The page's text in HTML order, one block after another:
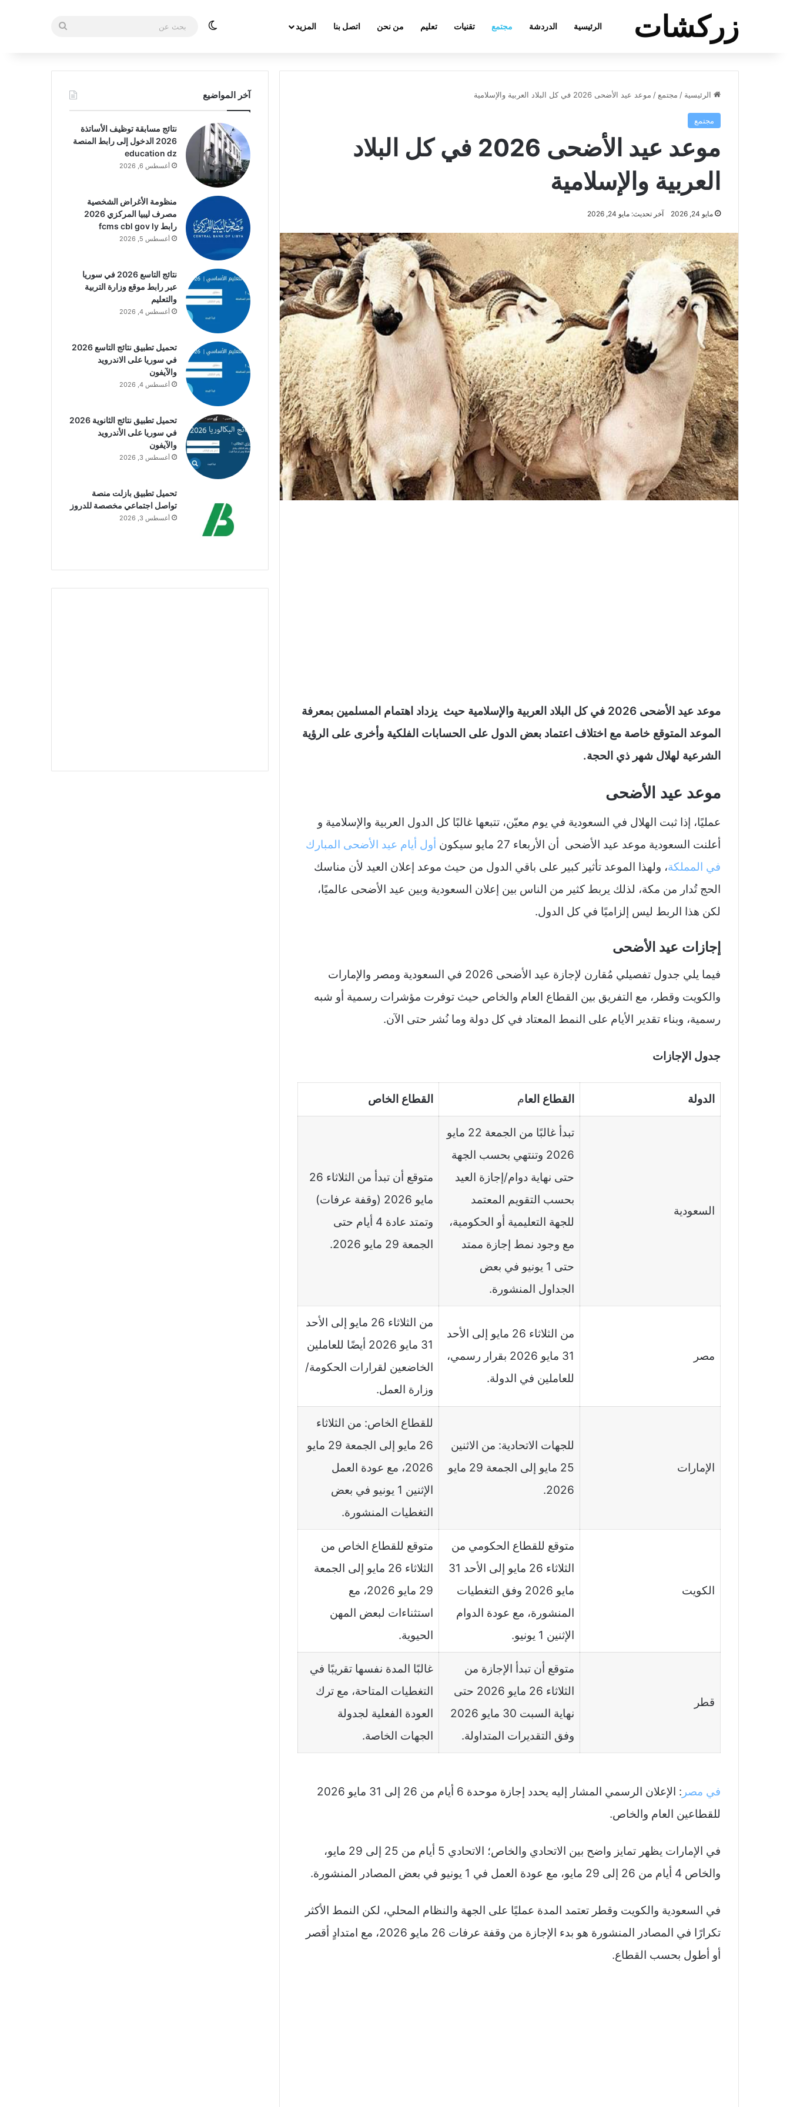
زركشات الرئيسية الدردشة مجتمع تقنيات تعليم من نحن اتصل بنا المزيد الوضع المظلم
بحث
الرئيسية / مجتمع / موعد عيد الأضحى 2026 في كل البلاد العربية والإسلامية
مجتمع
موعد عيد الأضحى 2026 في كل البلاد
العربية والإسلامية
مايو 24, 2026 آخر تحديث: مايو 24, 2026
موعد عيد الأضحى 2026 في كل البلاد العربية والإسلامية حيث يزداد اهتمام المسلمين بمعرفة
الموعد المتوقع خاصة مع اختلاف اعتماد بعض الدول على الحسابات الفلكية وأخرى على الرؤية
الشرعية لهلال شهر ذي الحجة.
موعد عيد الأضحى
عمليًا، إذا ثبت الهلال في السعودية في يوم معيّن، تتبعها غالبًا كل الدول العربية والإسلامية و
أعلنت السعودية موعد عيد الأضحى أن الأربعاء 27 مايو سيكون
أول أيام عيد الأضحى المبارك
في المملكة، ولهذا الموعد تأثير كبير على باقي الدول من حيث موعد إعلان العيد لأن مناسك
الحج تُدار من مكة، لذلك يربط كثير من الناس بين إعلان السعودية وبين عيد الأضحى عالميًا،
لكن هذا الربط ليس إلزاميًا في كل الدول.
إجازات عيد الأضحى
فيما يلي جدول تفصيلي مُقارن لإجازة عيد الأضحى 2026 في السعودية ومصر والإمارات
والكويت وقطر، مع التفريق بين القطاع العام والخاص حيث توفرت مؤشرات رسمية أو شبه
رسمية، وبناء تقدير الأيام على النمط المعتاد في كل دولة وما نُشر حتى الآن.
جدول الإجازات
الدولة القطاع العام القطاع الخاص
السعودية
تبدأ غالبًا من الجمعة 22 مايو
2026 وتنتهي بحسب الجهة
حتى نهاية دوام/إجازة العيد
بحسب التقويم المعتمد
للجهة التعليمية أو الحكومية،
مع وجود نمط إجازة ممتد
حتى 1 يونيو في بعض
الجداول المنشورة.
متوقع أن تبدأ من الثلاثاء 26
مايو 2026 (وقفة عرفات)
وتمتد عادة 4 أيام حتى
الجمعة 29 مايو 2026.
مصر
من الثلاثاء 26 مايو إلى الأحد
31 مايو 2026 بقرار رسمي،
للعاملين في الدولة.
من الثلاثاء 26 مايو إلى الأحد
31 مايو 2026 أيضًا للعاملين
الخاضعين لقرارات الحكومة/
وزارة العمل.
الإمارات
للجهات الاتحادية: من الاثنين
25 مايو إلى الجمعة 29 مايو
2026.
للقطاع الخاص: من الثلاثاء
26 مايو إلى الجمعة 29 مايو
2026، مع عودة العمل
الإثنين 1 يونيو في بعض
التغطيات المنشورة.
الكويت
متوقع للقطاع الحكومي من
الثلاثاء 26 مايو إلى الأحد 31
مايو 2026 وفق التغطيات
المنشورة، مع عودة الدوام
الإثنين 1 يونيو.
متوقع للقطاع الخاص من
الثلاثاء 26 مايو إلى الجمعة
29 مايو 2026، مع
استثناءات لبعض المهن
الحيوية.
قطر
متوقع أن تبدأ الإجازة من
الثلاثاء 26 مايو 2026 حتى
نهاية السبت 30 مايو 2026
وفق التقديرات المتداولة.
غالبًا المدة نفسها تقريبًا في
التغطيات المتاحة، مع ترك
العودة الفعلية لجدولة
الجهات الخاصة.
في مصر
: الإعلان الرسمي المشار إليه يحدد إجازة موحدة 6 أيام من 26 إلى 31 مايو 2026
للقطاعين العام والخاص.
في الإمارات يظهر تمايز واضح بين الاتحادي والخاص؛ الاتحادي 5 أيام من 25 إلى 29 مايو،
والخاص 4 أيام من 26 إلى 29 مايو، مع عودة العمل في 1 يونيو في بعض المصادر المنشورة.
في السعودية والكويت وقطر تعتمد المدة عمليًا على الجهة والنظام المحلي، لكن النمط الأكثر
تكرارًا في المصادر المنشورة هو بدء الإجازة من وقفة عرفات 26 مايو 2026، مع امتدادٍ أقصر
أو أطول بحسب القطاع.
آخر المواضيع
نتائج مسابقة توظيف الأساتذة
2026 الدخول إلى رابط المنصة
education dz
أغسطس 6, 2026
منظومة الأغراض الشخصية
مصرف ليبيا المركزي 2026
رابط fcms cbl gov ly
أغسطس 5, 2026
نتائج التاسع 2026 في سوريا
عبر رابط موقع وزارة التربية
والتعليم
أغسطس 4, 2026
تحميل تطبيق نتائج التاسع 2026
في سوريا على الاندرويد
والآيفون
أغسطس 4, 2026
تحميل تطبيق نتائج الثانوية 2026
في سوريا على الأندرويد
والآيفون
أغسطس 3, 2026
تحميل تطبيق بازلت منصة
تواصل اجتماعي مخصصة للدروز
أغسطس 3, 2026